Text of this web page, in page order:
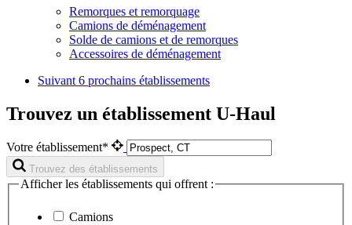
Remorques et remorquage
Camions de déménagement
Solde de camions et de remorques
Accessoires de déménagement
Suivant 6 prochains établissements
Trouvez un établissement U-Haul
Votre établissement*
Trouvez des établissements
Afficher les établissements qui offrent :
Camions